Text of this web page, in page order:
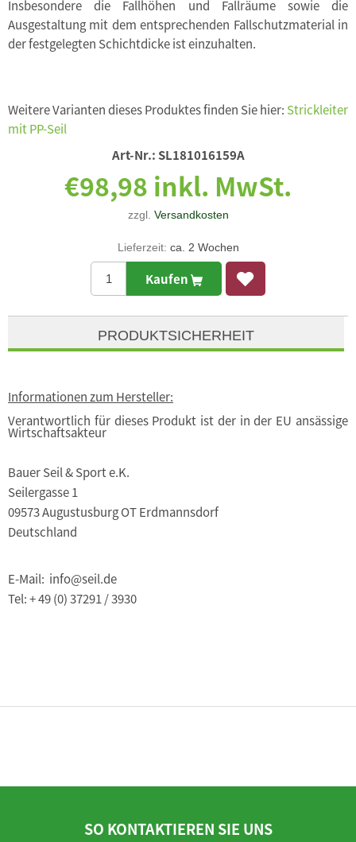
Insbesondere die Fallhöhen und Fallräume sowie die
Ausgestaltung mit dem entsprechenden Fallschutzmaterial in
der festgelegten Schichtdicke ist einzuhalten.
Weitere Varianten dieses Produktes finden Sie hier: Strickleiter
mit PP-Seil
Art-Nr.: SL181016159A
€98,98 inkl. MwSt.
zzgl. Versandkosten
Lieferzeit: ca. 2 Wochen
Kaufen
PRODUKTSICHERHEIT
Informationen zum Hersteller:
Verantwortlich für dieses Produkt ist der in der EU ansässige
Wirtschaftsakteur
Bauer Seil & Sport e.K.
Seilergasse 1
09573 Augustusburg OT Erdmannsdorf
Deutschland
E-Mail: info@seil.de
Tel: + 49 (0) 37291 / 3930
SO KONTAKTIEREN SIE UNS